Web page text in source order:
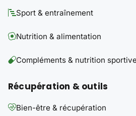
Sport & entraînement
Nutrition & alimentation
Compléments & nutrition sportive
Récupération & outils
Bien-être & récupération